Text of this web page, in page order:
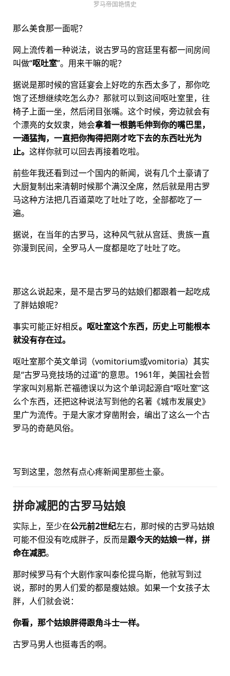
罗马帝国艳情史
那么美食那一面呢？
网上流传着一种说法，说古罗马的宫廷里有都一间房间
叫做“呕吐室”。用来干嘛的呢？
据说是那时候的宫廷宴会上好吃的东西太多了，那你吃
饱了还想继续吃怎么办？那就可以到这间呕吐室里，往
椅子上面一坐，然后闭目张嘴。这个时候，旁边就会有
个漂亮的女奴隶，她会拿着一根鹅毛伸到你的嘴巴里，
一通猛掏，一直把你掏得把刚才吃下去的东西吐光为
止。 这样你就可以回去再接着吃啦。
前些年我还看到过一个国内的新闻，说有几个土豪请了
大厨复制出来清朝时候那个满汉全席，然后就是用古罗
马这种方法把几百道菜吃了吐吐了吃，全部都吃了一
遍。
据说，在当年的古罗马，这种风气就从宫廷、贵族一直
弥漫到民间，全罗马人一度都是吃了吐吐了吃。
那这么说起来，是不是古罗马的姑娘们都跟着一起吃成
了胖姑娘呢？
事实可能正好相反。呕吐室这个东西，历史上可能根本
就没有存在过。
呕吐室那个英文单词（vomitorium或vomitoria）其实
是“古罗马竞技场的过道”的意思。1961年，美国社会哲
学家叫刘易斯.芒福德误以为这个单词起源自“呕吐室”这
么个东西，还把这种说法写到他的名著《城市发展史》
里广为流传。于是大家才穿凿附会，编出了这么一个古
罗马的奇葩风俗。
写到这里，忽然有点心疼新闻里那些土豪。
拼命减肥的古罗马姑娘
实际上，至少在公元前2世纪左右，那时候的古罗马姑娘
可能不但没有吃成胖子，反而是跟今天的姑娘一样，拼
命在减肥。
那时候罗马有个大剧作家叫泰伦提乌斯，他就写到过
说，那时的男人们爱的都是瘦姑娘。如果一个女孩子太
胖，人们就会说：
你看，那个姑娘胖得跟角斗士一样。
古罗马男人也挺毒舌的啊。